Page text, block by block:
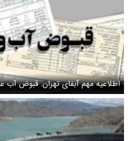
اطلاعیه مهم آبفای تهران: قبوض